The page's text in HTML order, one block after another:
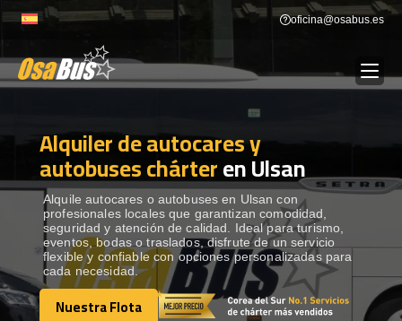
to
oficina@osabus.es
ALQUILER DE AUTOCARES
DESTINOS Show dropdown
RECORRIDAS Show dropdown
FLOTA
Alquiler de autocares y
autobuses chárteren Ulsan
Alquile autocares o autobuses en Ulsan con
profesionales locales que garantizan comodidad,
seguridad y atención de calidad. Ideal para turismo,
eventos, bodas o traslados, disfrute de un servicio
flexible y confiable con opciones personalizadas para
cada necesidad.
Nuestra Flota